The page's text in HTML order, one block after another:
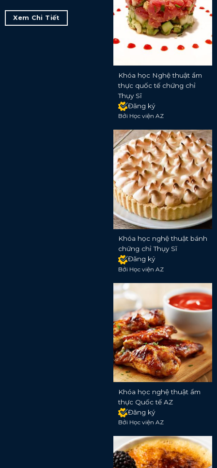
Xem Chi Tiết
Khóa học Nghệ thuật ẩm
thực quốc tế chứng chỉ
Thụy Sĩ
Đăng ký
Bởi Học viện AZ
Khóa học nghệ thuật bánh
chứng chỉ Thụy Sĩ
Đăng ký
Bởi Học viện AZ
Khóa học nghệ thuật ẩm
thực Quốc tế AZ
Đăng ký
Bởi Học viện AZ